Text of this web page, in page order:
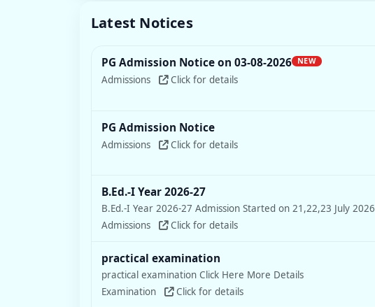
Latest Notices
PG Admission Notice on 03-08-2026 NEW
Admissions Click for details
PG Admission Notice
Admissions Click for details
B.Ed.-I Year 2026-27
B.Ed.-I Year 2026-27 Admission Started on 21,22,23 July 2026
Admissions
Click for details
practical examination
practical examination Click Here More Details
Examination
Click for details